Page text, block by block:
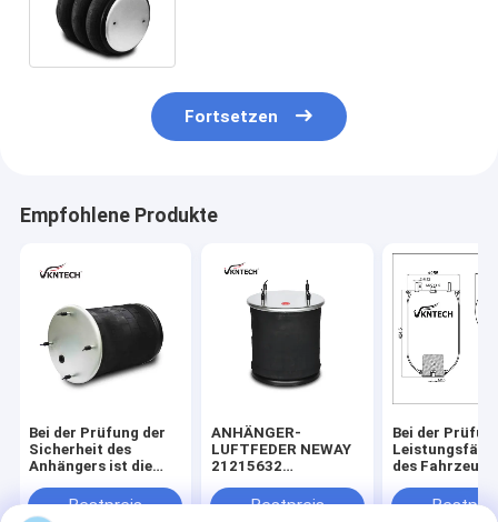
Fortsetzen
Empfohlene Produkte
Bei der Prüfung der
Sicherheit des
Anhängers ist die
Anhängers zu
berücksichtigen.229.0003.00
Bestpreis
ANHÄNGER-
LUFTFEDER NEWAY
21215632
45402002 DAF
Bestpreis
Bei der
des
des